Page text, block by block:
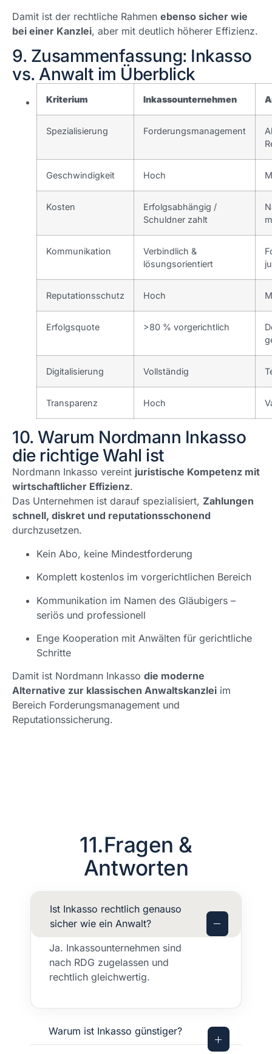
Damit ist der rechtliche Rahmen ebenso sicher wie
bei einer Kanzlei, aber mit deutlich höherer Effizienz.
9. Zusammenfassung: Inkasso
vs. Anwalt im Überblick
Kriterium Inkassounternehmen
Spezialisierung Forderungsmanagement
Geschwindigkeit Hoch
Kosten
Erfolgsabhängig /
Schuldner zahlt
Kommunikation
Verbindlich &
lösungsorientiert
Reputationsschutz Hoch
Erfolgsquote >80 % vorgerichtlich
Digitalisierung Vollständig
Transparenz Hoch
10. Warum Nordmann Inkasso
die richtige Wahl ist
Nordmann Inkasso vereint juristische Kompetenz mit
wirtschaftlicher Effizienz.
Das Unternehmen ist darauf spezialisiert, Zahlungen
schnell, diskret und reputationsschonend
durchzusetzen.
Kein Abo, keine Mindestforderung
Komplett kostenlos im vorgerichtlichen Bereich
Kommunikation im Namen des Gläubigers –
seriös und professionell
Enge Kooperation mit Anwälten für gerichtliche
Schritte
Damit ist Nordmann Inkasso die moderne
Alternative zur klassischen Anwaltskanzlei im
Bereich Forderungsmanagement und
Reputationssicherung.
11.Fragen &
Antworten
Ist Inkasso rechtlich genauso
sicher wie ein Anwalt?
Ja. Inkassounternehmen sind
nach RDG zugelassen und
rechtlich gleichwertig.
Warum ist Inkasso günstiger?